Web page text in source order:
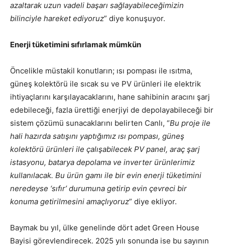
azaltarak uzun vadeli başarı sağlayabileceğimizin
bilinciyle hareket ediyoruz” diye konuşuyor.
Enerji tüketimini sıfırlamak mümkün
Öncelikle müstakil konutların; ısı pompası ile ısıtma,
güneş kolektörü ile sıcak su ve PV ürünleri ile elektrik
ihtiyaçlarını karşılayacaklarını, hane sahibinin aracını şarj
edebileceği, fazla ürettiği enerjiyi de depolayabileceği bir
sistem çözümü sunacaklarını belirten Canlı, “Bu proje ile
hali hazırda satışını yaptığımız ısı pompası, güneş
kolektörü ürünleri ile çalışabilecek PV panel, araç şarj
istasyonu, batarya depolama ve inverter ürünlerimiz
kullanılacak. Bu ürün gamı ile bir evin enerji tüketimini
neredeyse ‘sıfır’ durumuna getirip evin çevreci bir
konuma getirilmesini amaçlıyoruz” diye ekliyor.
Baymak bu yıl, ülke genelinde dört adet Green House
Bayisi görevlendirecek. 2025 yılı sonunda ise bu sayının